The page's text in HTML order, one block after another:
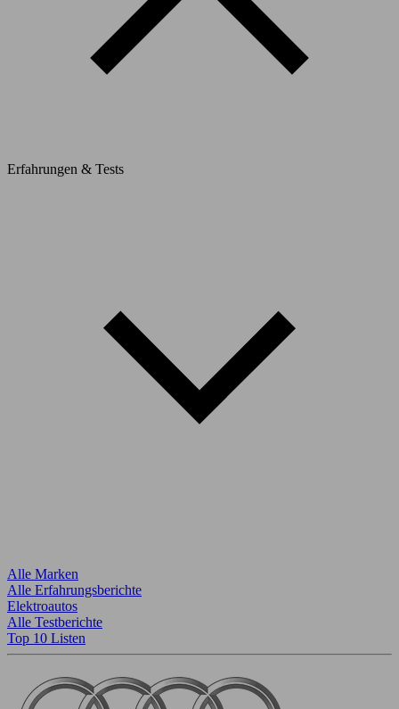
Erfahrungen & Tests
Alle Marken
Alle Erfahrungsberichte
Elektroautos
Alle Testberichte
Top 10 Listen